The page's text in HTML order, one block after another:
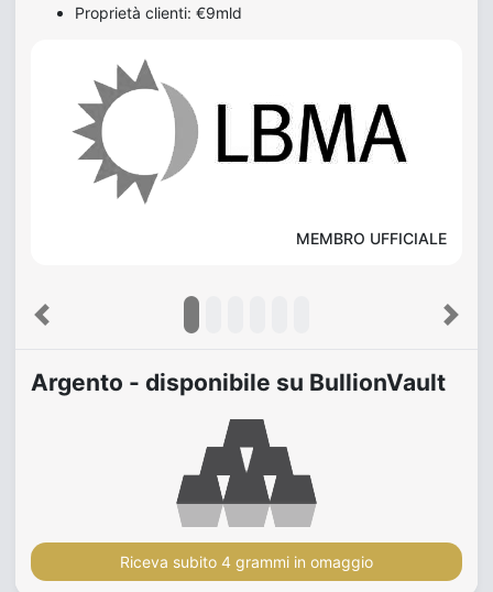
Proprietà clienti: €9mld
MEMBRO UFFICIALE
Previous Next
Argento - disponibile su BullionVault
Riceva subito 4 grammi in omaggio